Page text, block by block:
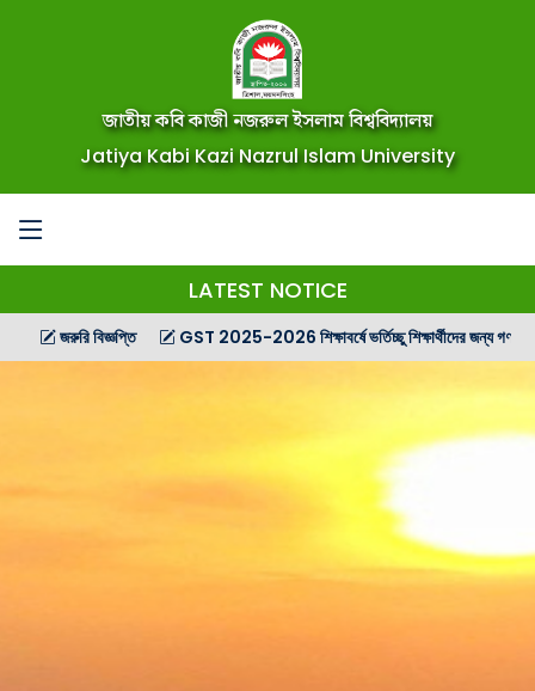
জাতীয় কবি কাজী নজরুল ইসলাম বিশ্ববিদ্যালয়
Jatiya Kabi Kazi Nazrul Islam University
LATEST NOTICE
জরুরি বিজ্ঞপ্তি GST 2025-2026 শিক্ষাবর্ষে ভর্তিচ্ছু শিক্ষার্থীদের জন্য গণ বিজ্ঞপ্তি